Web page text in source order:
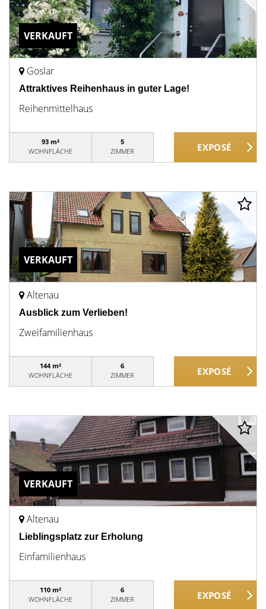
VERKAUFT
Goslar
Attraktives Reihenhaus in guter Lage!
Reihenmittelhaus
93 m²
WOHNFLÄCHE
5
ZIMMER
VERKAUFT
Altenau
Ausblick zum Verlieben!
Zweifamilienhaus
144 m²
WOHNFLÄCHE
6
ZIMMER
VERKAUFT
Altenau
Lieblingsplatz zur Erholung
Einfamilienhaus
110 m²
WOHNFLÄCHE
6
ZIMMER